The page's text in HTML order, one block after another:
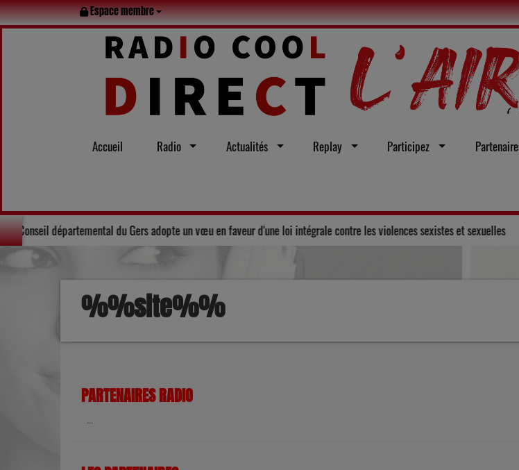
Espace membre
Accueil Radio Actualités Replay Participez
Solidarité : Le Conseil départemental du Gers adopte un vœu en faveur d'une loi intégrale contre les violences
%%site%%
PARTENAIRES RADIO
...